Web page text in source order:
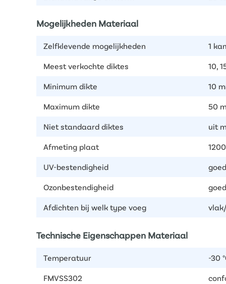
Mogelijkheden Materiaal
Zelfklevende mogelijkheden 1
Meest verkochte diktes 10,
Minimum dikte 10
Maximum dikte 50
Niet standaard diktes uit
Afmeting plaat
UV-bestendigheid goed
Ozonbestendigheid goed
Afdichten bij welk type voeg
Technische Eigenschappen Materiaal
Temperatuur -30
FMVSS302